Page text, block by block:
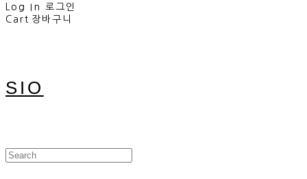
Log In
로그인
Cart 장바구니
SIO